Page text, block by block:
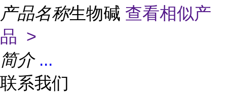
产品名称生物碱 查看相似产
品 >
简介 ...
联系我们